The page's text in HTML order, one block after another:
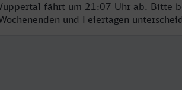
fährt um 21:07 Uhr ab. Bitte
und Feiertagen